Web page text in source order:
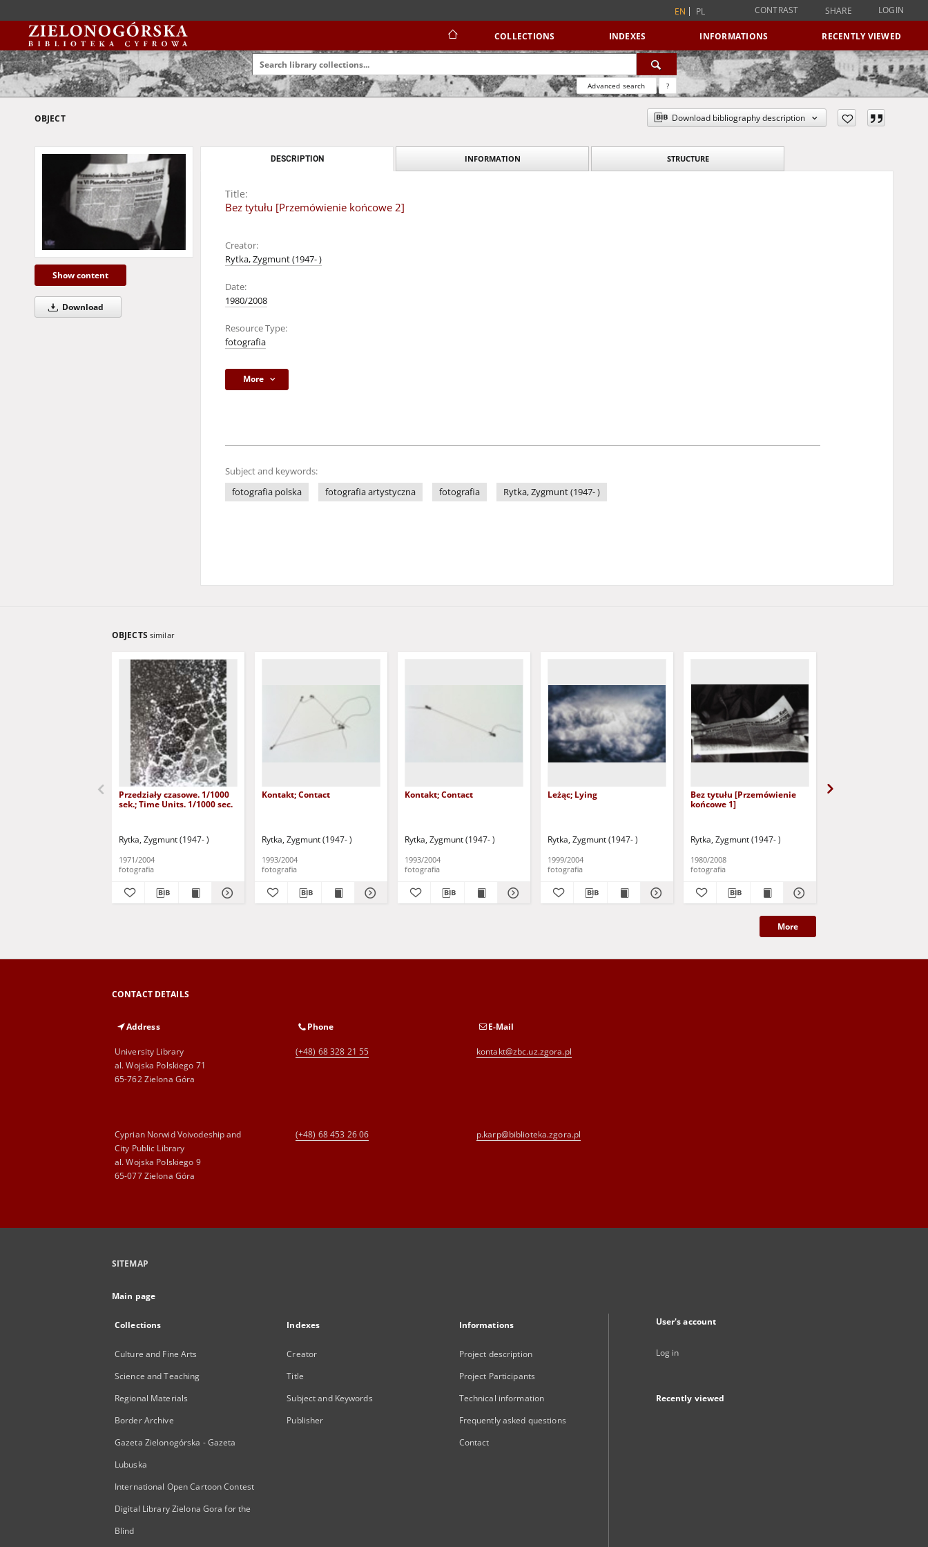
EN PL CONTRAST SHARE LOGIN
COLLECTIONS INDEXES INFORMATIONS RECENTLY VIEWED
Advanced search ?
OBJECT Download bibliography description
Show content
Download
DESCRIPTION INFORMATION STRUCTURE
Title:
Bez tytułu [Przemówienie końcowe 2]
Creator:
Rytka, Zygmunt (1947- )
Date:
1980/2008
Resource Type:
fotografia
More
Subject and keywords:
fotografia polska
fotografia artystyczna fotografia Rytka, Zygmunt (1947- )
OBJECTS similar
Przedziały czasowe. 1/1000
sek.; Time Units. 1/1000 sec.
Rytka, Zygmunt (1947- )
1971/2004
fotografia
Kontakt; Contact
Rytka, Zygmunt (1947- )
1993/2004
fotografia
Kontakt; Contact
Rytka, Zygmunt (1947- )
1993/2004
fotografia
Leżąc; Lying
Rytka, Zygmunt (1947- )
1999/2004
fotografia
Bez tytułu [Przemówienie
końcowe 1]
Rytka, Zygmunt (1947- )
1980/2008
fotografia
More
CONTACT DETAILS
Address
University Library
al. Wojska Polskiego 71
65-762 Zielona Góra
Phone
(+48) 68 328 21 55
E-Mail
kontakt@zbc.uz.zgora.pl
Cyprian Norwid Voivodeship and
City Public Library
al. Wojska Polskiego 9
65-077 Zielona Góra
(+48) 68 453 26 06 p.karp@biblioteka.zgora.pl
SITEMAP
Main page
Collections
Culture and Fine Arts
Science and Teaching
Regional Materials
Border Archive
Gazeta Zielonogórska - Gazeta
Lubuska
International Open Cartoon Contest
Digital Library Zielona Gora for the
Blind
Indexes
Creator
Title
Subject and Keywords
Publisher
Informations
Project description
Project Participants
Technical information
Frequently asked questions
Contact
User's account
Log in
Recently viewed